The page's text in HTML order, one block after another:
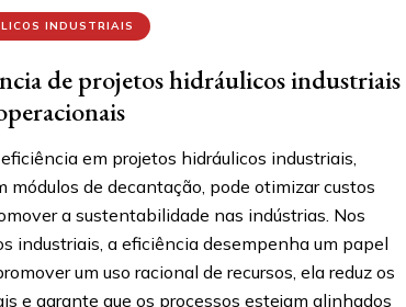
INDUSTRIAIS
de projetos hidráulicos industriais
em projetos hidráulicos industriais,
módulos de decantação, pode otimizar custos
a sustentabilidade nas indústrias. Nos
industriais, a eficiência desempenha um papel
um uso racional de recursos, ela reduz os
e garante que os processos estejam alinhados